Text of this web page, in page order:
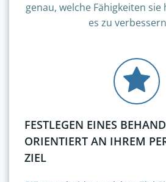
genau, welche Fähigkeiten
es zu
FESTLEGEN EINES
ORIENTIERT AN IHREM
ZIEL